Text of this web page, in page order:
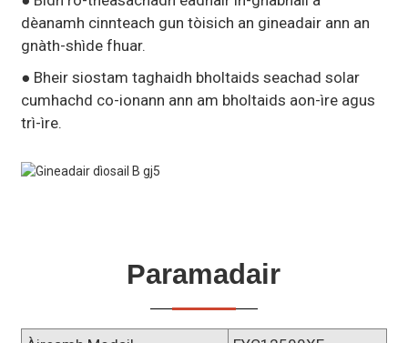
dèanamh cinnteach gun tòisich an gineadair ann an
gnàth-shìde fhuar.
● Bheir siostam taghaidh bholtaids seachad solar
cumhachd co-ionann ann am bholtaids aon-ìre agus
trì-ìre.
Paramadair